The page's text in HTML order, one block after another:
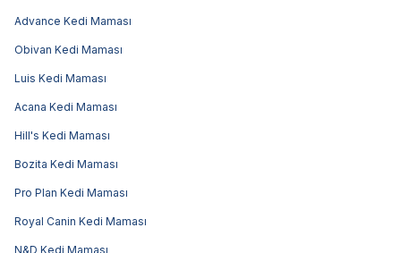
Advance Kedi Maması
Obivan Kedi Maması
Luis Kedi Maması
Acana Kedi Maması
Hill's Kedi Maması
Bozita Kedi Maması
Pro Plan Kedi Maması
Royal Canin Kedi Maması
N&D Kedi Maması